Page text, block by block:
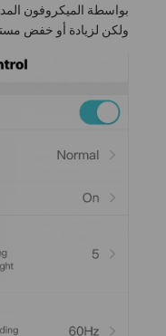
بواسطة الميكروفون
ولكن لزيادة أو خفض